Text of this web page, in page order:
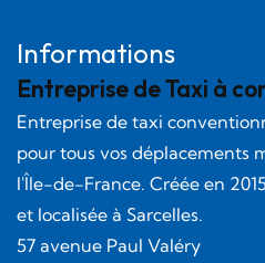
Informations
Entreprise de Taxi à
Entreprise de taxi
pour tous vos déplacements
l'Île-de-France. Créée en 2015
et localisée à Sarcelles.
57 avenue Paul Valéry